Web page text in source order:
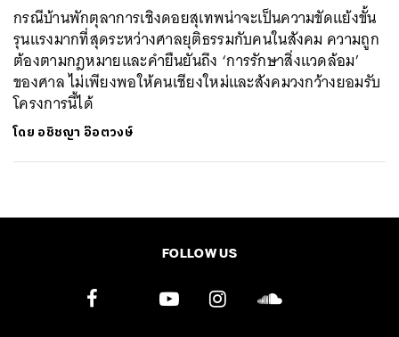
กรณีบ้านพักตุลาการเชิงดอยสุเทพน่าจะเป็นความขัดแย้งขั้น
รุนแรงมากที่สุดระหว่างศาลยุติธรรมกับคนในสังคม ความถูก
ต้องตามกฎหมายและคำยืนยันถึง ‘การรักษาสิ่งแวดล้อม’
ของศาล ไม่เพียงพอให้คนเชียงใหม่และสังคมวงกว้างยอมรับ
โครงการนี้ได้
โดย อชิชญา อ๊อตวงษ์
FOLLOW US